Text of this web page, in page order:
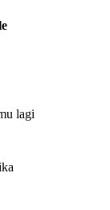
lagi